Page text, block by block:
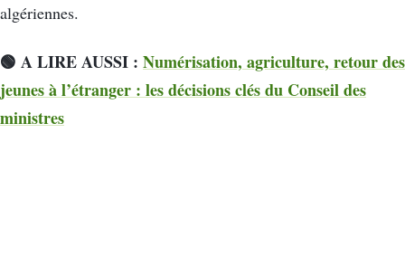
algériennes.
🟢 A LIRE AUSSI : Numérisation, agriculture, retour des
jeunes à l’étranger : les décisions clés du Conseil des
ministres